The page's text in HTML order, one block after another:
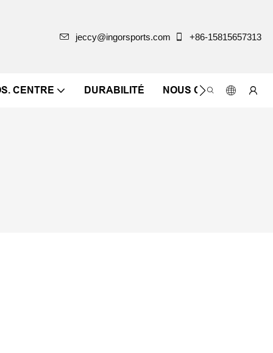
jeccy@ingorsports.com +86-15815657313
CENTRE DURABILITÉ NOUS CONTACTER